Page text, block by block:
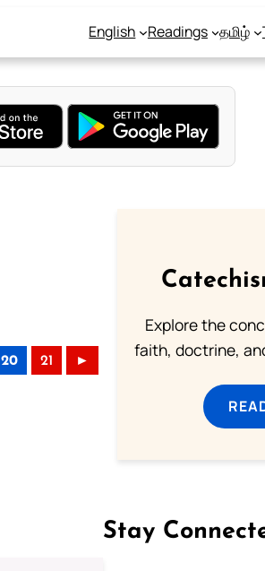
English Readings தமிழ்
20 21 ►
Explore the
faith, doctrine,
Stay